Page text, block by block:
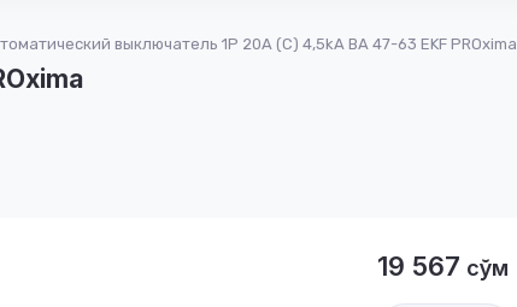
выключатель 1P 20А (C) 4,5kA ВА 47-63 EKF PROxima
19 567 сўм